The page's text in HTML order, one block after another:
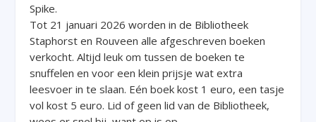
Spike.
Tot 21 januari 2026 worden in de Bibliotheek
Staphorst en Rouveen alle afgeschreven boeken
verkocht. Altijd leuk om tussen de boeken te
snuffelen en voor een klein prijsje wat extra
leesvoer in te slaan. Eén boek kost 1 euro, een tasje
vol kost 5 euro. Lid of geen lid van de Bibliotheek,